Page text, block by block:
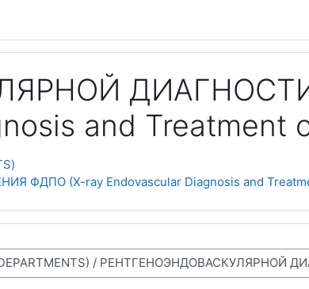
and Treatment
(X-ray Endovascular Diagnosis and